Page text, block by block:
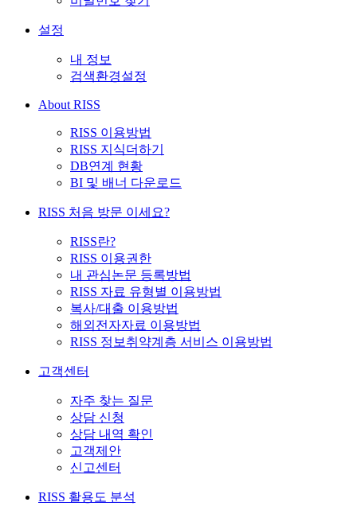
설정
내 정보
검색환경설정
About RISS
RISS 이용방법
RISS 지식더하기
DB연계 현황
BI 및 배너 다운로드
RISS 처음 방문 이세요?
RISS란?
RISS 이용권한
내 관심논문 등록방법
RISS 자료 유형별 이용방법
복사/대출 이용방법
해외전자자료 이용방법
RISS 정보취약계층 서비스 이용방법
고객센터
자주 찾는 질문
상담 신청
상담 내역 확인
고객제안
신고센터
RISS 활용도 분석